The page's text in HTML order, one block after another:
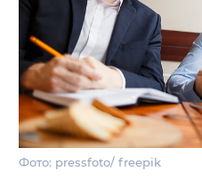
Фото: pressfoto/ freepik